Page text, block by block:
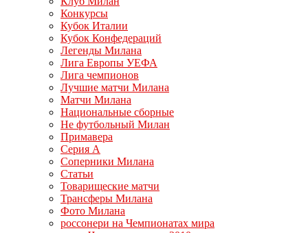
Конкурсы
Кубок Италии
Кубок Конфедераций
Легенды Милана
Лига Европы УЕФА
Лига чемпионов
Лучшие матчи Милана
Матчи Милана
Национальные сборные
Не футбольный Милан
Примавера
Серия А
Соперники Милана
Статьи
Товарищеские матчи
Трансферы Милана
Фото Милана
россонери на Чемпионатах мира